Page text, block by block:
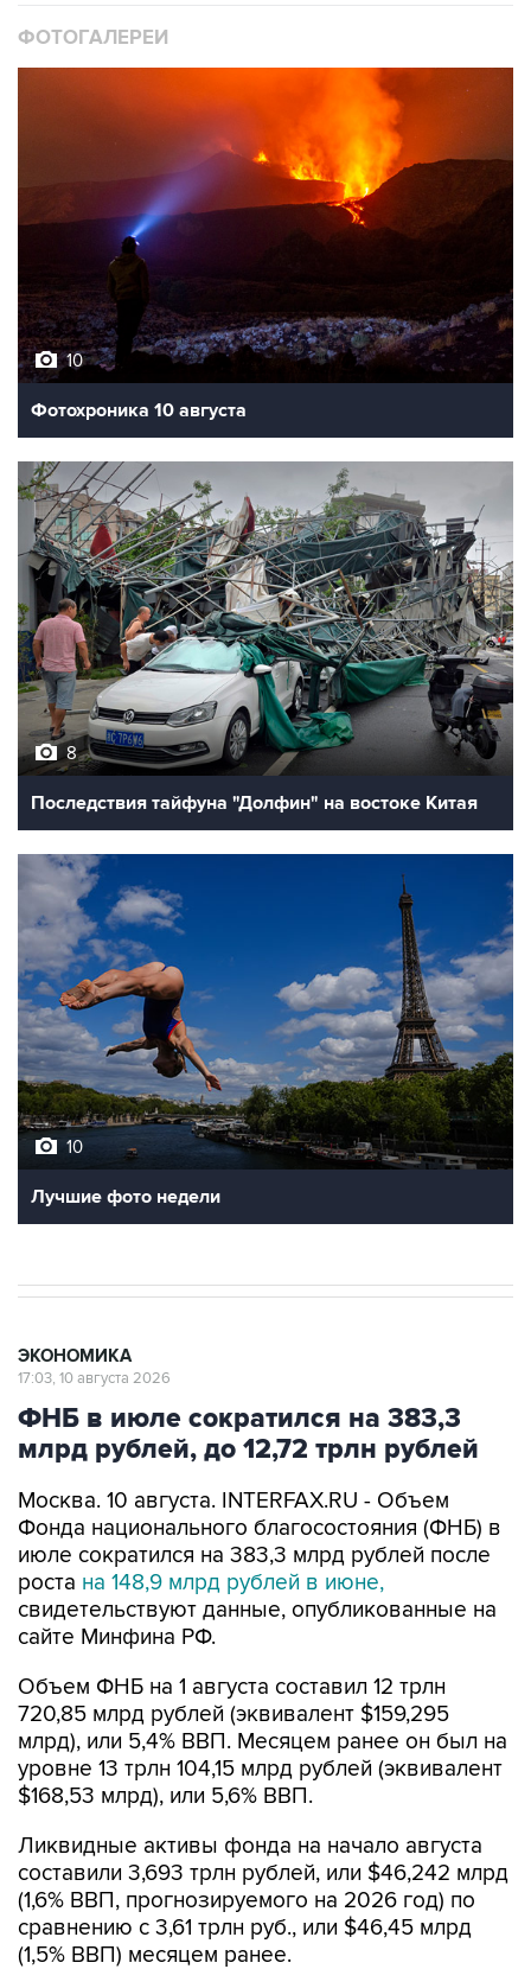
ФОТОГАЛЕРЕИ
10
Фотохроника 10 августа
8
Последствия тайфуна "Долфин" на востоке Китая
10
Лучшие фото недели
ЭКОНОМИКА
17:03, 10 августа 2026
ФНБ в июле сократился на 383,3
млрд рублей, до 12,72 трлн рублей
Москва. 10 августа. INTERFAX.RU - Объем
Фонда национального благосостояния (ФНБ) в
июле сократился на 383,3 млрд рублей после
роста на 148,9 млрд рублей в июне,
свидетельствуют данные, опубликованные на
сайте Минфина РФ.
Объем ФНБ на 1 августа составил 12 трлн
720,85 млрд рублей (эквивалент $159,295
млрд), или 5,4% ВВП. Месяцем ранее он был на
уровне 13 трлн 104,15 млрд рублей (эквивалент
$168,53 млрд), или 5,6% ВВП.
Ликвидные активы фонда на начало августа
составили 3,693 трлн рублей, или $46,242 млрд
(1,6% ВВП, прогнозируемого на 2026 год) по
сравнению с 3,61 трлн руб., или $46,45 млрд
(1,5% ВВП) месяцем ранее.